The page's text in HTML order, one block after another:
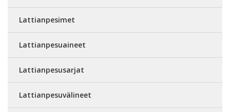
Lattianpesimet
Lattianpesuaineet
Lattianpesusarjat
Lattianpesuvälineet